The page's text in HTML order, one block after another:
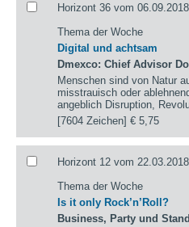
Horizont 36 vom
Thema der Woche
Digital und achtsam
Dmexco: Chief Advisor
Menschen sind von Natur
misstrauisch oder
angeblich Disruption,
[7604 Zeichen]€ 5,75
Horizont 12 vom
Thema der Woche
Is it only Rock’n’Roll?
Business, Party und